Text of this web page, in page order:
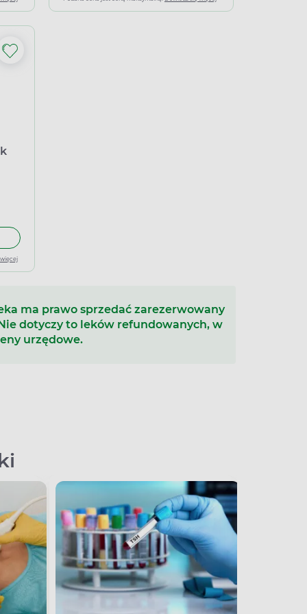
równoległy Delfarma)
do koszyka Metizol 5 mg, 50 tabletek (import równoległy
ma prawo sprzedać zarezerwowany
dotyczy to leków refundowanych, w
urzędowe.